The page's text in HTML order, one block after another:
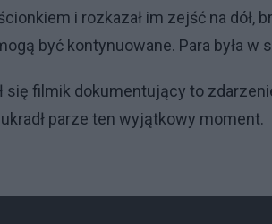
i rozkazał im zejść na
być kontynuowane. Para była w
się filmik dokumentujący to
parze ten wyjątkowy moment.